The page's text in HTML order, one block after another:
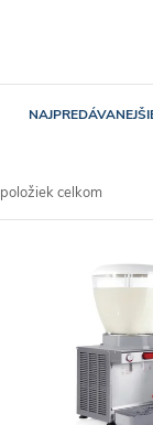
položiek celkom